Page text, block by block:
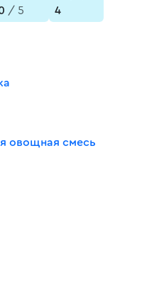
/ 5
4
овощная смесь